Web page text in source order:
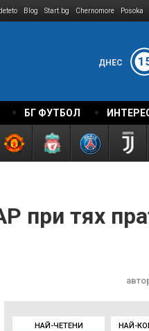
Blog Start.bg Chernomore Posoka
ДНЕС
БГ ФУТБОЛ
при тях
НАЙ-ЧЕТЕНИ НАЙ-